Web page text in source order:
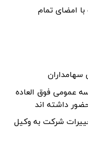
امضای تمام
سهامداران
عمومی فوق العاده
داشته اند
شرکت به وکیل